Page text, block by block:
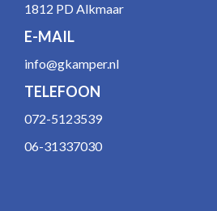
1812 PD Alkmaar
E-MAIL
info@gkamper.nl
TELEFOON
072-5123539
06-31337030